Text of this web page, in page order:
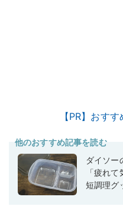
【PR】おす
他のおすすめ記事を読む
ダイソー
「疲れ
短調理グ